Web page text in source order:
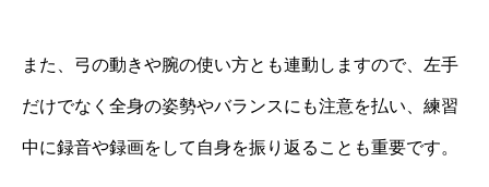
また、弓の動きや腕の使い方とも連動しますので、左手
だけでなく全身の姿勢やバランスにも注意を払い、練習
中に録音や録画をして自身を振り返ることも重要です。